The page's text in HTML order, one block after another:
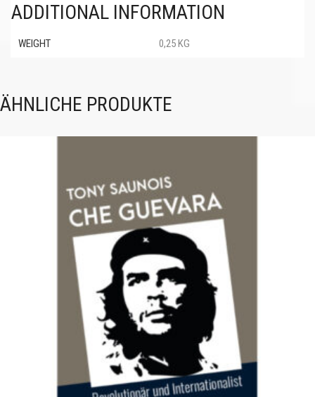
ADDITIONAL INFORMATION
WEIGHT 0,25 KG
ÄHNLICHE PRODUKTE